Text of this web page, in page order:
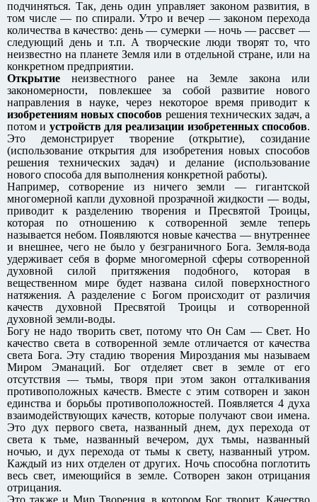
подчиняться. Так, день один управляет законом развития, в
том числе — по спирали. Утро и вечер — законом перехода
количества в качество: день — сумерки — ночь — рассвет —
следующий день и т.п. А творческие люди творят то, что
неизвестно на планете Земля или в отдельной стране, или на
конкретном предприятии.
Открытие неизвестного ранее на Земле закона или
закономерности, повлекшее за собой развитие нового
направления в науке, через некоторое время приводит к
изобретениям новых способов решения технических задач, а
потом и устройств для реализации изобретенных способов.
Это демонстрирует творение (открытие), созидание
(использование открытия для изобретения новых способов
решения технических задач) и делание (использование
нового способа для выполнения конкретной работы).
Например, сотворение из ничего земли — гигантской
многомерной капли духовной прозрачной жидкости — воды,
приводит к разделению творения и Пресвятой Троицы,
которая по отношению к сотворенной земле теперь
называется небом. Появляются новые качества — внутреннее
и внешнее, чего не было у безграничного Бога. Земля-вода
удерживает себя в форме многомерной сферы сотворенной
духовной силой притяжения подобного, которая в
вещественном мире будет названа силой поверхностного
натяжения. А разделение с Богом происходит от различия
качеств духовной Пресвятой Троицы и сотворенной
духовной земли-воды.
Богу не надо творить свет, потому что Он Сам — Свет. Но
качество света в сотворенной земле отличается от качества
света Бога. Эту стадию творения Мироздания мы называем
Миром Эманаций. Бог отделяет свет в земле от его
отсутствия — тьмы, творя при этом закон отталкивания
противоположных качеств. Вместе с этим сотворен и закон
единства и борьбы противоположностей. Появляется 4 духа
взаимодействующих качеств, которые получают свои имена.
Это дух первого света, названный днем, дух перехода от
света к тьме, названный вечером, дух тьмы, названный
ночью, и дух перехода от тьмы к свету, названный утром.
Каждый из них отделен от других. Ночь способна поглотить
весь свет, имеющийся в земле. Сотворен закон отрицания
отрицания.
Это также и Мир Творения, в котором Бог творит. Качество